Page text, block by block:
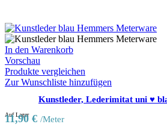
In den Warenkorb
Vorschau
Produkte vergleichen
Zur Wunschliste hinzufügen
Kunstleder, Lederimitat uni ♥
Auf Lager
11,90 € /Meter